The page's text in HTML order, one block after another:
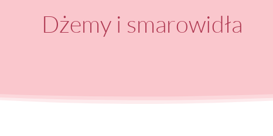
Dżemy i smarowidła